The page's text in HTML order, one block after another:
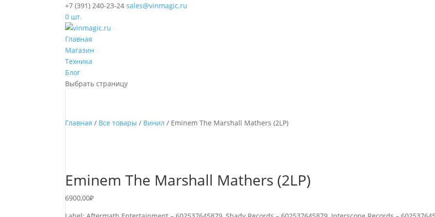
+7 (391) 240-23-24 sales@vinmagic.ru
0 шт.
Главная
Магазин
Техника
Блог
Выбрать страницу
Главная / Все товары / Винил / Eminem The Marshall Mathers (2LP)
Eminem The Marshall Mathers (2LP)
6900,00₽